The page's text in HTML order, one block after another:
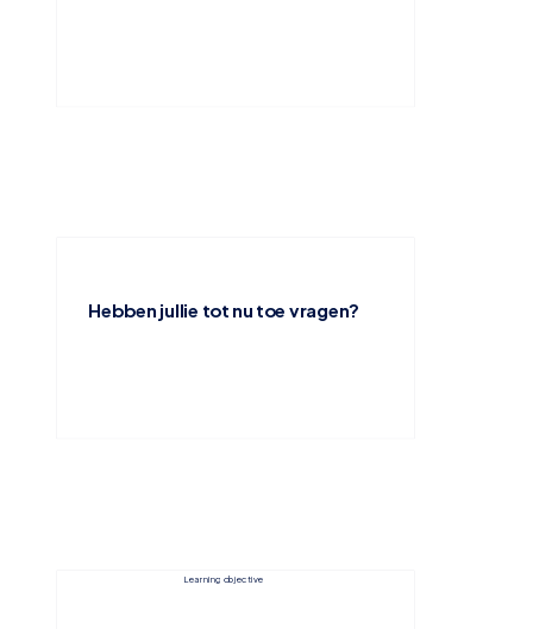
Hebben jullie tot nu toe vragen?
Learning objective